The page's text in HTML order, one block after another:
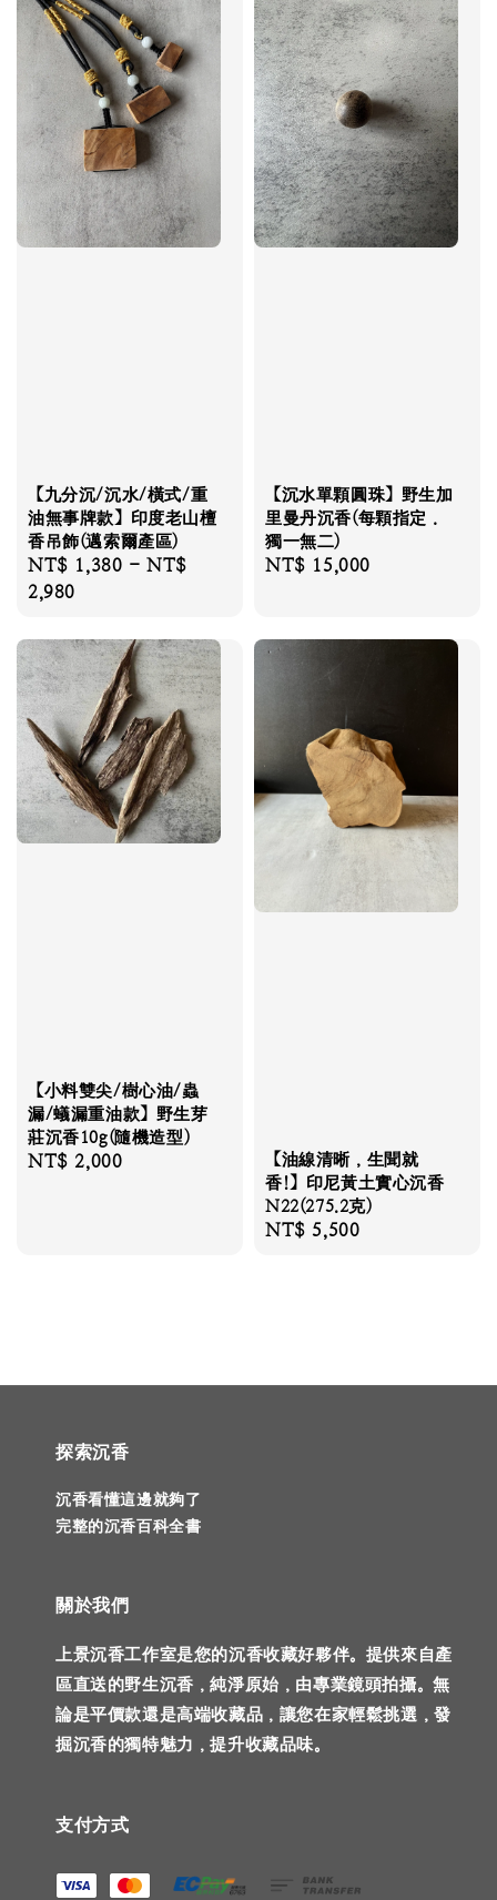
【九分沉/沉水/橫式/重
油無事牌款】印度老山檀
香吊飾(邁索爾產區)
Regular
price
NT$ 1,380 -NT$
2,980
【沉水單顆圓珠】野生加
里曼丹沉香(每顆指定．
獨一無二)
Regular
NT$ 15,000
【小料雙尖/樹心油/蟲
漏/蟻漏重油款】野生芽
莊沉香10g(隨機造型)
Regular
NT$ 2,000
【油線清晰，生聞就
香!】印尼黃土實心沉香
N22(275.2克)
Regular
NT$ 5,500
探索沉香
沉香看懂這邊就夠了
完整的沉香百科全書
關於我們
上景沉香工作室是您的沉香收藏好夥伴。提供來自產
區直送的野生沉香，純淨原始，由專業鏡頭拍攝。無
論是平價款還是高端收藏品，讓您在家輕鬆挑選，發
掘沉香的獨特魅力，提升收藏品味。
支付方式